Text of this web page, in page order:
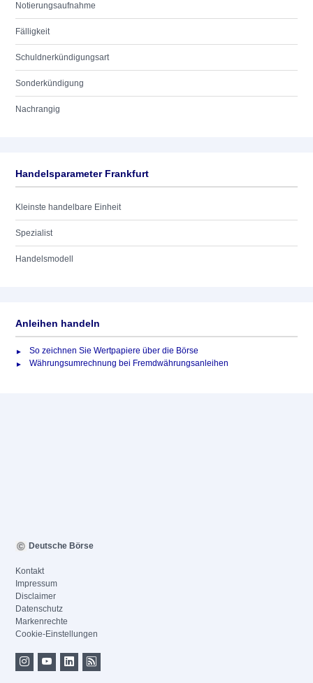
Notierungsaufnahme
Fälligkeit
Schuldnerkündigungsart
Sonderkündigung
Nachrangig
Handelsparameter Frankfurt
Kleinste handelbare Einheit
Spezialist
Handelsmodell
Anleihen handeln
So zeichnen Sie Wertpapiere über die Börse
Währungsumrechnung bei Fremdwährungsanleihen
Deutsche Börse
Kontakt
Impressum
Disclaimer
Datenschutz
Markenrechte
Cookie-Einstellungen